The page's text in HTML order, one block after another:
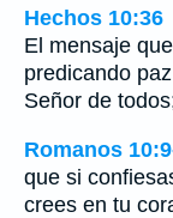
Hechos 10:36
El mensaje
predicando
Señor de
Romanos
que si
crees en tu